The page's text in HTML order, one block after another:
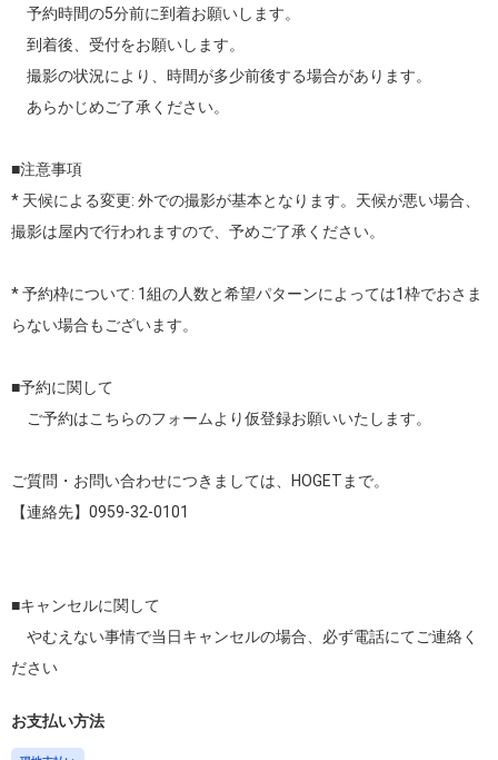
予約時間の5分前に到着お願いします。
到着後、受付をお願いします。
撮影の状況により、時間が多少前後する場合があります。
あらかじめご了承ください。
■注意事項
* 天候による変更: 外での撮影が基本となります。天候が悪い場合、
撮影は屋内で行われますので、予めご了承ください。
* 予約枠について: 1組の人数と希望パターンによっては1枠でおさま
らない場合もございます。
■予約に関して
ご予約はこちらのフォームより仮登録お願いいたします。
ご質問・お問い合わせにつきましては、HOGETまで。
【連絡先】0959-32-0101
■キャンセルに関して
やむえない事情で当日キャンセルの場合、必ず電話にてご連絡く
ださい
お支払い方法